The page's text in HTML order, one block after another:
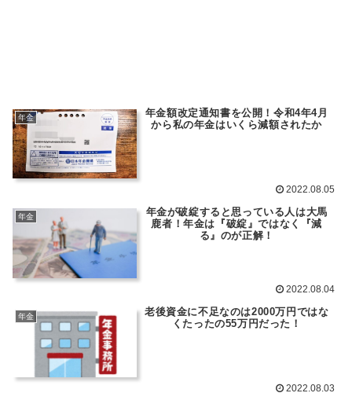
年金
年金額改定通知書を公開！令和4年4月
から私の年金はいくら減額されたか
2022.08.05
年金
年金が破綻すると思っている人は大馬
鹿者！年金は『破綻』ではなく『減
る』のが正解！
2022.08.04
年金
老後資金に不足なのは2000万円ではな
くたったの55万円だった！
2022.08.03